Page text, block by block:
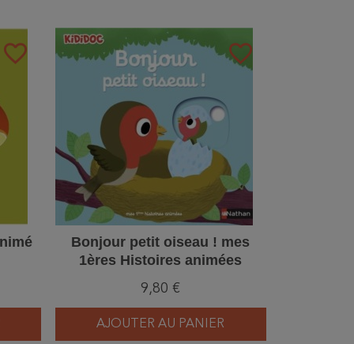
favorite_border favorite_border
Bonjour petit oiseau ! mes
1ères Histoires animées
9,80 €
AJOUTER AU PANIER